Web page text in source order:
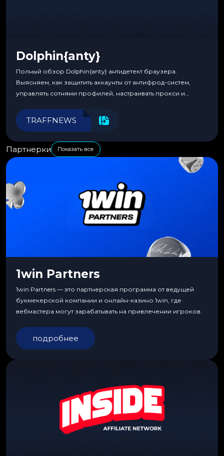
Dolphin{anty}
Полный обзор Dolphin{anty} антидетект браузера.
Выясняем, как защитить аккаунты от антифрод-систем,
управлять сотнями профилей, настраивать прокси и
эффективности.
TRAFFNEWS
Партнерки Показать все
1win Partners
1win Partners — это партнерская программа от ведущей
букмекерской компании и онлайн-казино 1win, где
вебмастера могут зарабатывать на привлечении игроков.
подробнее